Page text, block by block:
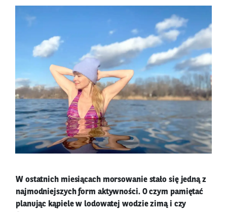
W ostatnich miesiącach morsowanie stało się jedną z
najmodniejszych form aktywności. O czym pamiętać
planując kąpiele w lodowatej wodzie zimą i czy